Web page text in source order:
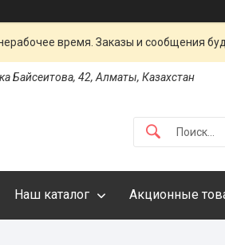
время. Заказы и сообщения
Байсеитова, 42, Алматы, Казахстан
Наш каталог Акционные